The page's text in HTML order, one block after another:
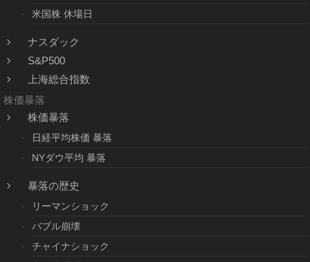
米国株 休場日
ナスダック
S&P500
上海総合指数
株価暴落
株価暴落
日経平均株価 暴落
NYダウ平均 暴落
暴落の歴史
リーマンショック
バブル崩壊
チャイナショック